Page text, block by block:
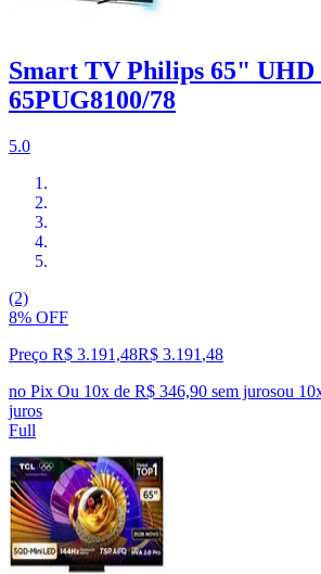
Smart TV Philips 65"
65PUG8100/78
5.0
(2)
8% OFF
Preço R$ 3.191,48R$ 3.191 ,48
no Pix Ou 10x de R$ 346,90 sem jurosou 10
juros
Full